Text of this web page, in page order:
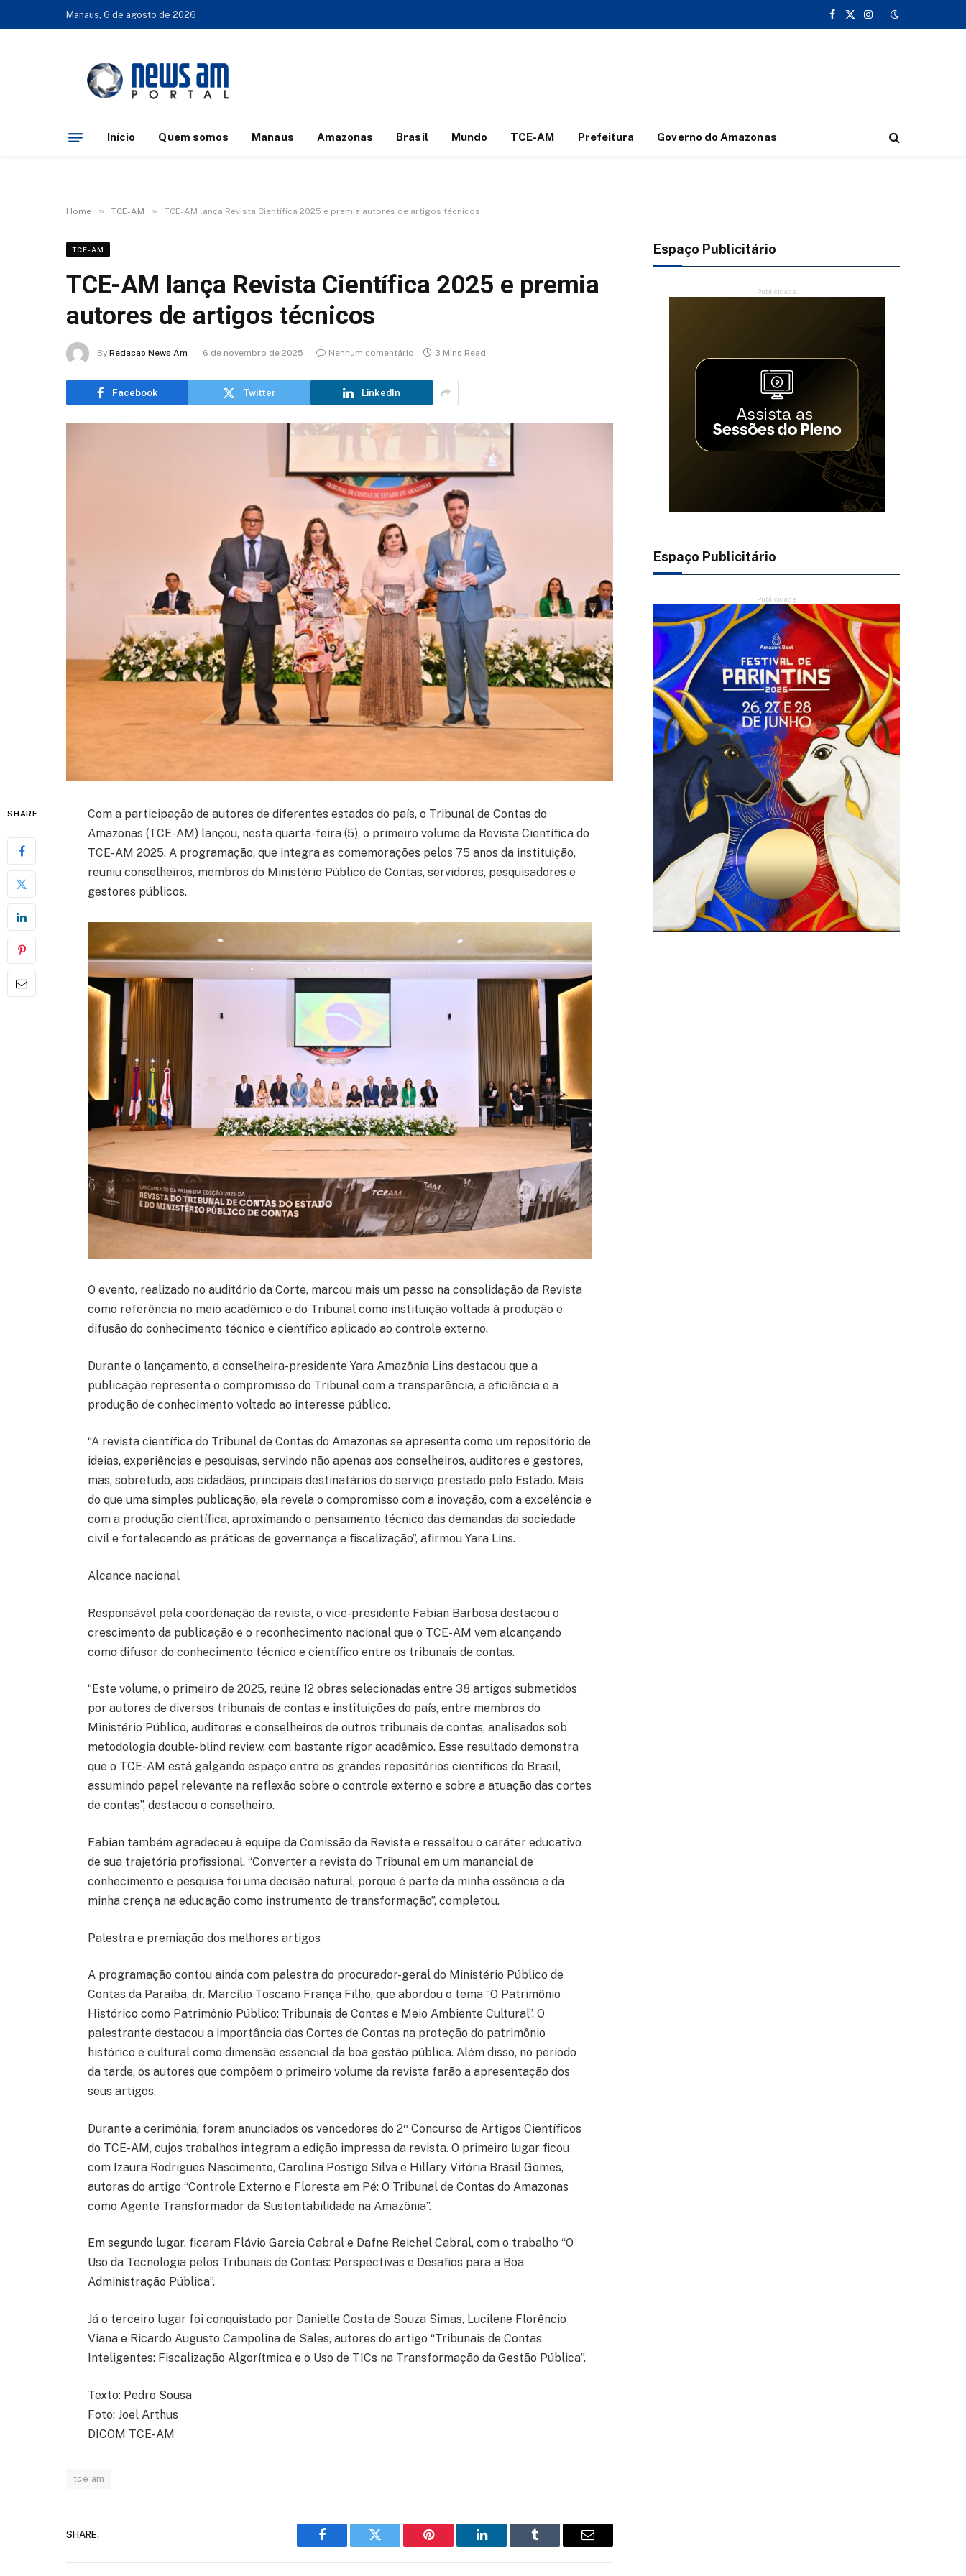
Manaus, 6 de agosto de 2026
Facebook
X
Instagram
Início Quem somos Manaus Amazonas Brasil Mundo TCE-AM Prefeitura Governo do Amazonas
Home » TCE-AM » TCE-AM lança Revista Científica 2025 e premia autores de artigos técnicos
TCE-AM
TCE-AM lança Revista Científica 2025 e premia
autores de artigos técnicos
By Redacao News Am 6 de novembro de 2025 Nenhum comentário 3 Mins Read
Facebook Twitter LinkedIn
SHARE
Com a participação de autores de diferentes estados do país, o Tribunal de Contas do
Amazonas (TCE-AM) lançou, nesta quarta-feira (5), o primeiro volume da Revista Científica do
TCE-AM 2025. A programação, que integra as comemorações pelos 75 anos da instituição,
reuniu conselheiros, membros do Ministério Público de Contas, servidores, pesquisadores e
gestores públicos.
O evento, realizado no auditório da Corte, marcou mais um passo na consolidação da Revista
como referência no meio acadêmico e do Tribunal como instituição voltada à produção e
difusão do conhecimento técnico e científico aplicado ao controle externo.
Durante o lançamento, a conselheira-presidente Yara Amazônia Lins destacou que a
publicação representa o compromisso do Tribunal com a transparência, a eficiência e a
produção de conhecimento voltado ao interesse público.
“A revista científica do Tribunal de Contas do Amazonas se apresenta como um repositório de
ideias, experiências e pesquisas, servindo não apenas aos conselheiros, auditores e gestores,
mas, sobretudo, aos cidadãos, principais destinatários do serviço prestado pelo Estado. Mais
do que uma simples publicação, ela revela o compromisso com a inovação, com a excelência e
com a produção científica, aproximando o pensamento técnico das demandas da sociedade
civil e fortalecendo as práticas de governança e fiscalização”, afirmou Yara Lins.
Alcance nacional
Responsável pela coordenação da revista, o vice-presidente Fabian Barbosa destacou o
crescimento da publicação e o reconhecimento nacional que o TCE-AM vem alcançando
como difusor do conhecimento técnico e científico entre os tribunais de contas.
“Este volume, o primeiro de 2025, reúne 12 obras selecionadas entre 38 artigos submetidos
por autores de diversos tribunais de contas e instituições do país, entre membros do
Ministério Público, auditores e conselheiros de outros tribunais de contas, analisados sob
metodologia double-blind review, com bastante rigor acadêmico. Esse resultado demonstra
que o TCE-AM está galgando espaço entre os grandes repositórios científicos do Brasil,
assumindo papel relevante na reflexão sobre o controle externo e sobre a atuação das cortes
de contas”, destacou o conselheiro.
Fabian também agradeceu à equipe da Comissão da Revista e ressaltou o caráter educativo
de sua trajetória profissional. “Converter a revista do Tribunal em um manancial de
conhecimento e pesquisa foi uma decisão natural, porque é parte da minha essência e da
minha crença na educação como instrumento de transformação”, completou.
Palestra e premiação dos melhores artigos
A programação contou ainda com palestra do procurador-geral do Ministério Público de
Contas da Paraíba, dr. Marcílio Toscano França Filho, que abordou o tema “O Patrimônio
Histórico como Patrimônio Público: Tribunais de Contas e Meio Ambiente Cultural”. O
palestrante destacou a importância das Cortes de Contas na proteção do patrimônio
histórico e cultural como dimensão essencial da boa gestão pública. Além disso, no período
da tarde, os autores que compõem o primeiro volume da revista farão a apresentação dos
seus artigos.
Durante a cerimônia, foram anunciados os vencedores do 2º Concurso de Artigos Científicos
do TCE-AM, cujos trabalhos integram a edição impressa da revista. O primeiro lugar ficou
com Izaura Rodrigues Nascimento, Carolina Postigo Silva e Hillary Vitória Brasil Gomes,
autoras do artigo “Controle Externo e Floresta em Pé: O Tribunal de Contas do Amazonas
como Agente Transformador da Sustentabilidade na Amazônia”.
Em segundo lugar, ficaram Flávio Garcia Cabral e Dafne Reichel Cabral, com o trabalho “O
Uso da Tecnologia pelos Tribunais de Contas: Perspectivas e Desafios para a Boa
Administração Pública”.
Já o terceiro lugar foi conquistado por Danielle Costa de Souza Simas, Lucilene Florêncio
Viana e Ricardo Augusto Campolina de Sales, autores do artigo “Tribunais de Contas
Inteligentes: Fiscalização Algorítmica e o Uso de TICs na Transformação da Gestão Pública”.
Texto: Pedro Sousa
Foto: Joel Arthus
DICOM TCE-AM
tce am
SHARE.
Facebook Twitter Pinterest LinkedIn Tumblr Email
Espaço Publicitário
Publicidade
Espaço Publicitário
Publicidade